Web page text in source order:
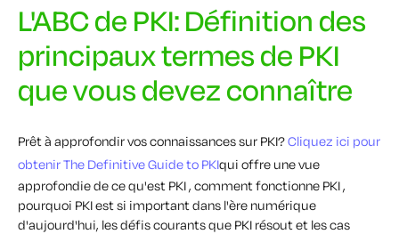
L'ABC de PKI: Définition des
principaux termes de PKI
que vous devez connaître
Prêt à approfondir vos connaissances sur PKI?Cliquez ici pour
obtenir The Definitive Guide to PKIqui offre une vue
approfondie de ce qu'est PKI , comment fonctionne PKI ,
pourquoi PKI est si important dans l'ère numérique
d'aujourd'hui, les défis courants que PKI résout et les cas